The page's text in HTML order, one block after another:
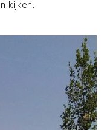
kijken.